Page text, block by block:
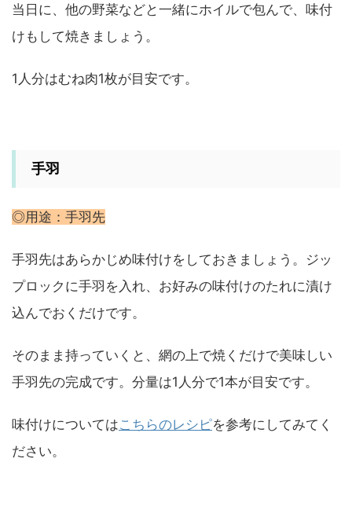
当日に、他の野菜などと一緒にホイルで包んで、味付
けもして焼きましょう。
1人分はむね肉1枚が目安です。
手羽
◎用途：手羽先
手羽先はあらかじめ味付けをしておきましょう。ジッ
プロックに手羽を入れ、お好みの味付けのたれに漬け
込んでおくだけです。
そのまま持っていくと、網の上で焼くだけで美味しい
手羽先の完成です。分量は1人分で1本が目安です。
味付けについてはこちらのレシピを参考にしてみてく
ださい。